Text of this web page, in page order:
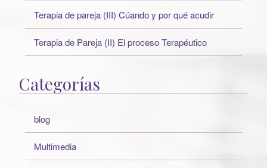
Terapia de pareja (III) Cúando y por qué acudir
Terapia de Pareja (II) El proceso Terapéutico
Categorías
blog
Multimedia